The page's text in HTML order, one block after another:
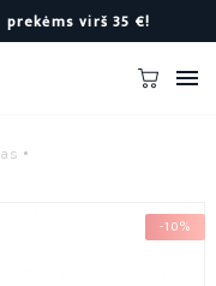
virš 35 €!

-10%